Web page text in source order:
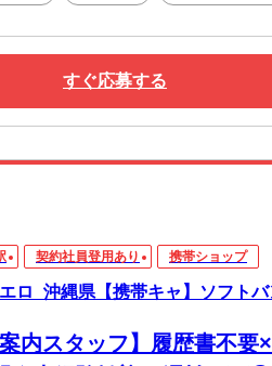
すぐ応募する
契約社員登用あり 携帯ショップ
ロ_沖縄県【携帯キャ】ソフト
案内スタッフ】履歴書不要